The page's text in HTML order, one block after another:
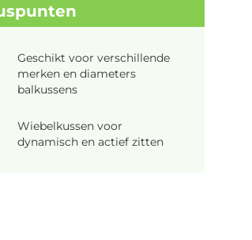
Geschikt voor verschillende
merken en diameters
balkussens
Wiebelkussen voor
dynamisch en actief zitten